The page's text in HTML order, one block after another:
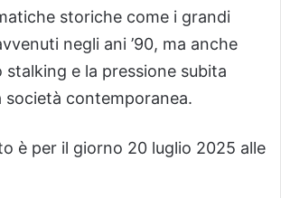
storiche come i grandi
negli ani ’90, ma anche
stalking e la pressione subita
società contemporanea.
è per il giorno 20 luglio 2025 alle